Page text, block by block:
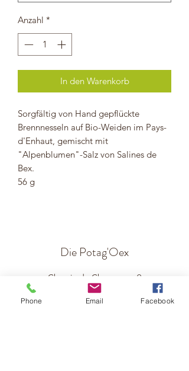
Anzahl *
In den Warenkorb
Sorgfältig von Hand gepflückte
Brennnesseln auf Bio-Weiden im Pays-
d'Enhaut, gemischt mit
"Alpenblumen"-Salz von Salines de
Bex.
56 g
Die Potag'Oex
Chemin du Chamaveau 9
1660 Die Mühlen
Phone Email Facebook